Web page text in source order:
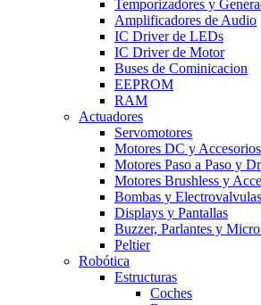
Temporizadores y
Amplificadores de Audio
IC Driver de LEDs
IC Driver de Motor
Buses de Cominicacion
EEPROM
RAM
Actuadores
Servomotores
Motores DC y Accesorios
Motores Paso a Paso y
Motores Brushless y
Bombas y Electrovalvulas
Displays y Pantallas
Buzzer, Parlantes y
Peltier
Robótica
Estructuras
Coches